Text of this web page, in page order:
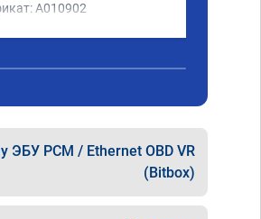
A010902
PCM / Ethernet OBD VR
(Bitbox)